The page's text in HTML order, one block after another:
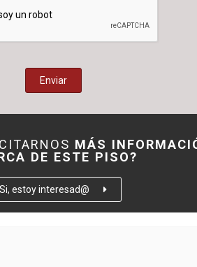
MÁS
DE ESTE PISO?
Si, estoy interesad@